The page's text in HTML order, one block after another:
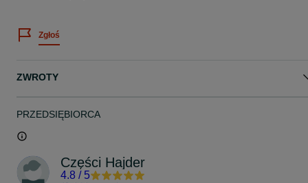
Możliwość wysyłki.
Zgłoś
ZWROTY
PRZEDSIĘBIORCA
Części Hajder
4.8 / 5